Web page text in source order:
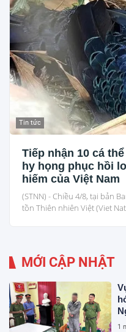
Tin tức
Tiếp nhận 10 cá
hy họng phục hồi
hiếm của Việt Nam
(STNN) - Chiều 4/8, tại bản
tồn Thiên nhiên Việt (Viet
MỚI CẬP NHẬT
1